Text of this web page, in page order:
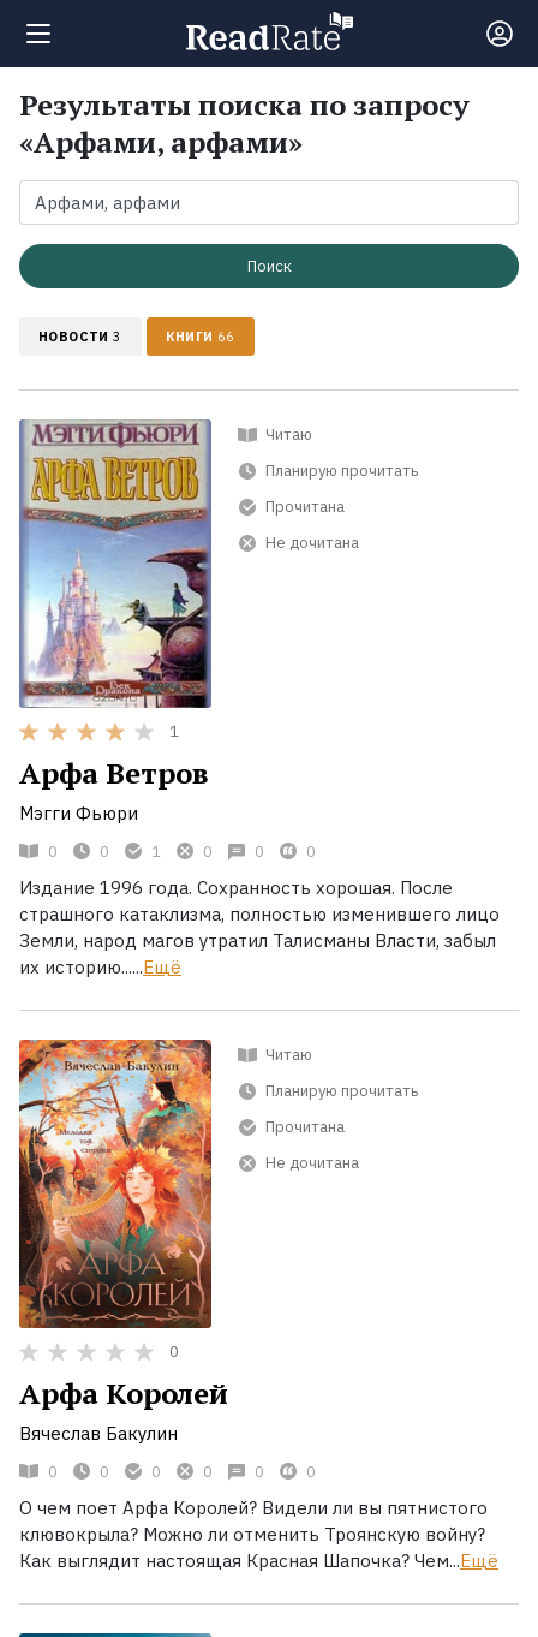
Поиск
Новости
Рейтинги
Книги
Экранизации
Коллекции
Результаты поиска по запросу
«Арфами, арфами»
Поиск
НОВОСТИ 3 КНИГИ 66
Читаю
Планирую прочитать
Прочитана
Не дочитана
1
Арфа Ветров
Мэгги Фьюри
0 0 1 0 0 0
Издание 1996 года. Сохранность хорошая. После
страшного катаклизма, полностью изменившего лицо
Земли, народ магов утратил Талисманы Власти, забыл
их историю......Ещё
Читаю
Планирую прочитать
Прочитана
Не дочитана
0
Арфа Королей
Вячеслав Бакулин
0 0 0 0 0 0
О чем поет Арфа Королей? Видели ли вы пятнистого
клювокрыла? Можно ли отменить Троянскую войну?
Как выглядит настоящая Красная Шапочка? Чем...Ещё